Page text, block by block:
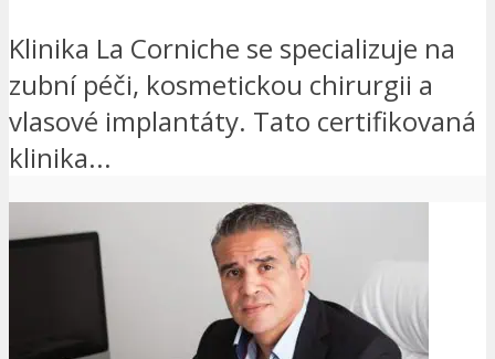
Klinika La Corniche se specializuje na
zubní péči, kosmetickou chirurgii a
vlasové implantáty. Tato certifikovaná
klinika...